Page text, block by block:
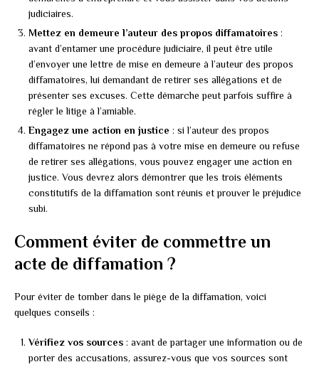
judiciaires.
Mettez en demeure l’auteur des propos diffamatoires :
avant d’entamer une procédure judiciaire, il peut être utile
d’envoyer une lettre de mise en demeure à l’auteur des propos
diffamatoires, lui demandant de retirer ses allégations et de
présenter ses excuses. Cette démarche peut parfois suffire à
régler le litige à l’amiable.
Engagez une action en justice : si l’auteur des propos
diffamatoires ne répond pas à votre mise en demeure ou refuse
de retirer ses allégations, vous pouvez engager une action en
justice. Vous devrez alors démontrer que les trois éléments
constitutifs de la diffamation sont réunis et prouver le préjudice
subi.
Comment éviter de commettre un
acte de diffamation ?
Pour éviter de tomber dans le piège de la diffamation, voici
quelques conseils :
Vérifiez vos sources : avant de partager une information ou de
porter des accusations, assurez-vous que vos sources sont